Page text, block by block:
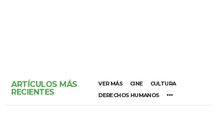
ARTÍCULOS MÁS
RECIENTES
VER MÁS CINE
CULTURA
DERECHOS HUMANOS